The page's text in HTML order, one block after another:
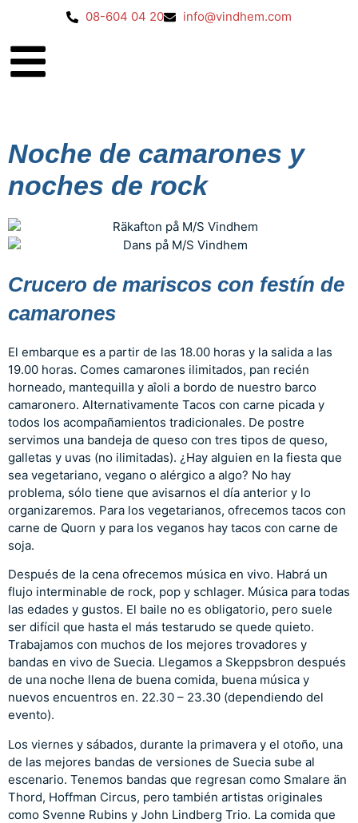
08-604 04 20 info@vindhem.com
Noche de camarones y
noches de rock
Crucero de mariscos con festín de
camarones
El embarque es a partir de las 18.00 horas y la salida a las
19.00 horas. Comes camarones ilimitados, pan recién
horneado, mantequilla y aîoli a bordo de nuestro barco
camaronero. Alternativamente Tacos con carne picada y
todos los acompañamientos tradicionales. De postre
servimos una bandeja de queso con tres tipos de queso,
galletas y uvas (no ilimitadas). ¿Hay alguien en la fiesta que
sea vegetariano, vegano o alérgico a algo? No hay
problema, sólo tiene que avisarnos el día anterior y lo
organizaremos. Para los vegetarianos, ofrecemos tacos con
carne de Quorn y para los veganos hay tacos con carne de
soja.
Después de la cena ofrecemos música en vivo. Habrá un
flujo interminable de rock, pop y schlager. Música para todas
las edades y gustos. El baile no es obligatorio, pero suele
ser difícil que hasta el más testarudo se quede quieto.
Trabajamos con muchos de los mejores trovadores y
bandas en vivo de Suecia. Llegamos a Skeppsbron después
de una noche llena de buena comida, buena música y
nuevos encuentros en. 22.30 – 23.30 (dependiendo del
evento).
Los viernes y sábados, durante la primavera y el otoño, una
de las mejores bandas de versiones de Suecia sube al
escenario. Tenemos bandas que regresan como Smalare än
Thord, Hoffman Circus, pero también artistas originales
como Svenne Rubins y John Lindberg Trio. La comida que